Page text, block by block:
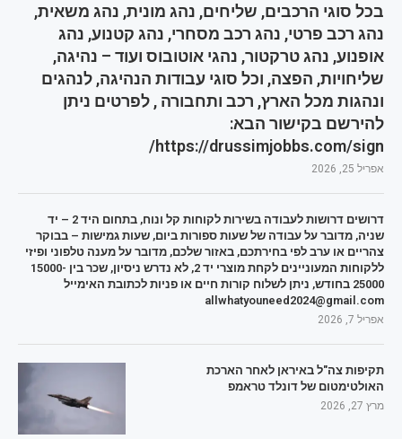
בכל סוגי הרכבים, שליחים, נהג מונית, נהג משאית,
נהג רכב פרטי, נהג רכב מסחרי, נהג קטנוע, נהג
אופנוע, נהג טרקטור, נהגי אוטובוס ועוד – נהיגה,
שליחויות, הפצה, וכל סוגי עבודות הנהיגה, לנהגים
ונהגות מכל הארץ, רכב ותחבורה , לפרטים ניתן
להירשם בקישור הבא:
https://drussimjobbs.com/sign/
אפריל 25, 2026
דרושים דרושות לעבודה בשירות לקוחות קל ונוח, בתחום היד 2 – יד
שניה, מדובר על עבודה של שעות ספורות ביום, שעות גמישות – בבוקר
צהריים או ערב לפי בחירתכם, באזור שלכם, מדובר על מענה טלפוני ופיזי
ללקוחות המעוניינים לקחת מוצרי יד 2, לא נדרש ניסיון, שכר בין 15000-
25000 בחודש, ניתן לשלוח קורות חיים או פניות לכתובת האימייל
allwhatyouneed2024@gmail.com
אפריל 7, 2026
תקיפות צה"ל באיראן לאחר הארכת
האולטימטום של דונלד טראמפ
מרץ 27, 2026